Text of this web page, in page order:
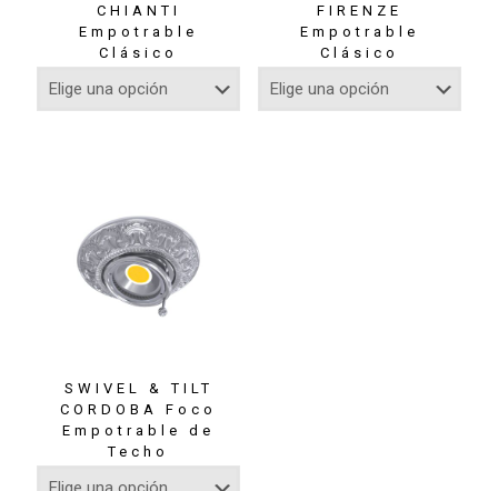
CHIANTI
Empotrable
Clásico
FIRENZE
Empotrable
Clásico
SWIVEL & TILT
CORDOBA Foco
Empotrable de
Techo